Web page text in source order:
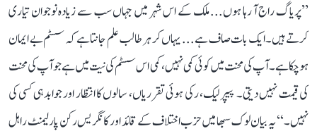
’’پریاگ راج آ رہا ہوں... ملک کے اس شہر میں جہاں سب سے زیادہ نوجوان تیاری
کرتے ہیں۔ ایک بات صاف ہے... یہاں کر ہر طالب علم جانتا ہے کہ سسٹم بے ایمان
ہو چکا ہے۔ آپ کی محنت میں کوئی کمی نہیں، کمی اس سسٹم کی نیت میں ہے جو آپ کی محنت
کی قیمت نہیں دیتی۔ پیپر لیک، رکی ہوئی تقرریاں، سالوں کا انتظار اور جوابدہی کسی کی
نہیں۔‘‘ یہ بیان لوک سبھا میں حزب اختلاف کے قائد اور کانگریس رکن پارلیمنٹ راہل